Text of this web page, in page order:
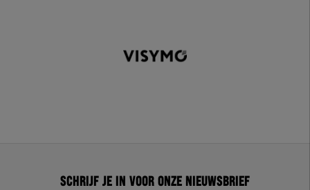
Schrijf je in voor onze nieuwsbrief